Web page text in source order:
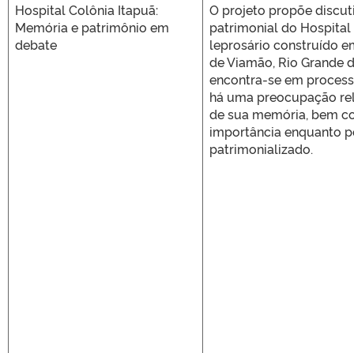
Hospital Colônia Itapuã:
Memória e patrimônio em
debate
O projeto propõe
patrimonial do Hospital
leprosário construído
de Viamão, Rio Grande
encontra-se em
há uma preocupação
de sua memória, bem
importância enquanto
patrimonializado.